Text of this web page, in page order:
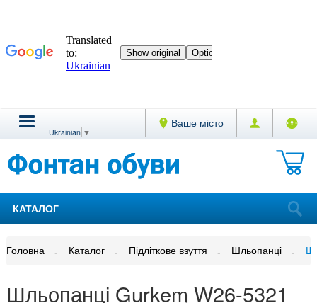
Ваше місто
Ukrainian ▼
КАТАЛОГ
Головна Каталог Підліткове взуття Шльопанці
Шльопанці Gurkem W26-5321